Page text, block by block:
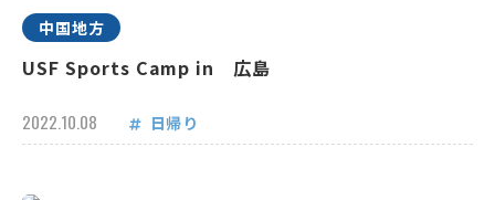
中国地方
USF Sports Camp in 広島
2022.10.08 日帰り